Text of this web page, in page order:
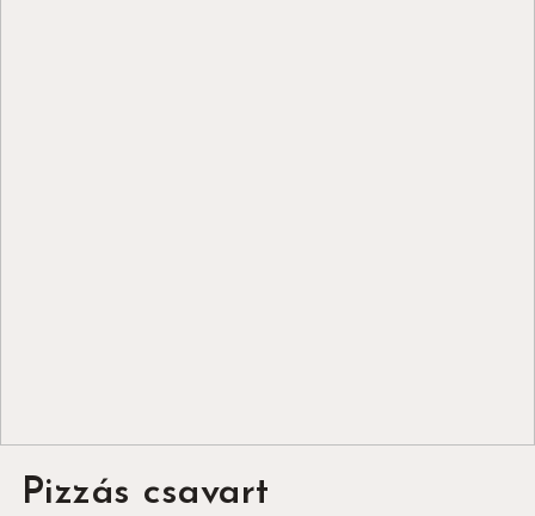
Pizzás csavart